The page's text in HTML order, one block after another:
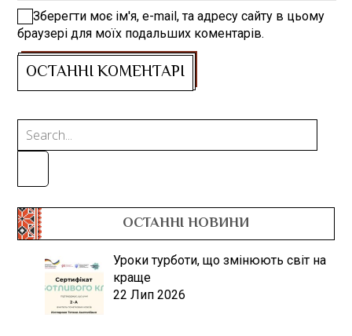
Зберегти моє ім'я, e-mail, та адресу сайту в цьому
браузері для моїх подальших коментарів.
ОСТАННІ НОВИНИ
Уроки турботи, що змінюють світ на
краще
22 Лип 2026